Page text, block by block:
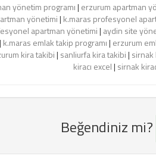
yönetim programı| erzurum apartman
yönetimi| k.maras profesyonel
apartman yönetimi| aydin site
| k.maras emlak takip programı| erzurum
kira takibi| sanliurfa kira takibi| sirnak
kiracı excel| sirnak
Beğendiniz mi?